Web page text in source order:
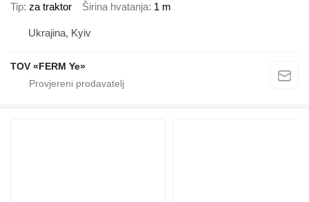
Tip za traktor Širina hvatanja 1 m
Ukrajina, Kyiv
TOV «FERM Ye»